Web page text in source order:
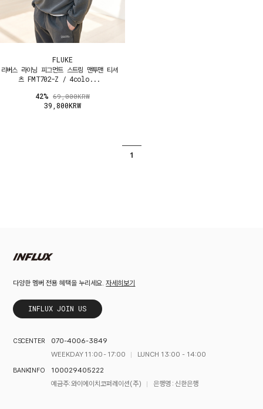
FLUKE
리버스 라이닝 피그먼트 스트링 맨투맨 티셔
츠 FMT702-Z / 4colo...
42% 69,000KRW
39,800KRW
1
다양한 멤버 전용 혜택을 누리세요.자세히보기
INFLUX JOIN US
CS CENTER
070-4006-3849
WEEKDAY 11:00 - 17:00
LUNCH 13:00 - 14:00
BANK INFO
100029405222
예금주 : 와이에이치코퍼레이션(주)
은행명 : 신한은행